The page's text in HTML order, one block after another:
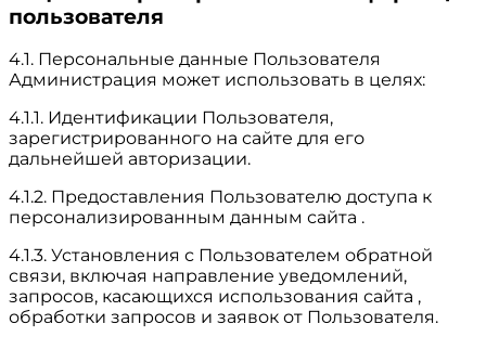
пользователя
4.1. Персональные данные Пользователя
Администрация может использовать в целях:
4.1.1. Идентификации Пользователя,
зарегистрированного на сайте для его
дальнейшей авторизации.
4.1.2. Предоставления Пользователю доступа к
персонализированным данным сайта .
4.1.3. Установления с Пользователем обратной
связи, включая направление уведомлений,
запросов, касающихся использования сайта ,
обработки запросов и заявок от Пользователя.